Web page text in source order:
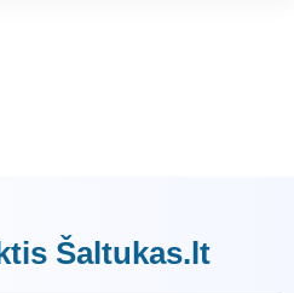
Šaltukas.lt